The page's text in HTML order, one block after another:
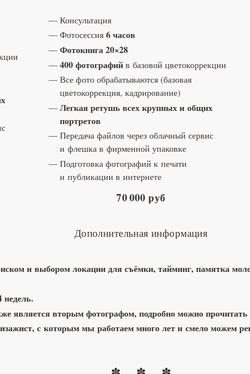
Консультация
Фотосессия 6 часов
Фотокнига 20×28
400 фотографийв базовой цветокоррекции
Все фото обрабатываются (базовая
цветокоррекция, кадрирование)
Легкая ретушь всех крупныхи общих
портретов
Передача файлов через облачный сервис
и флешка в фирменной упаковке
Подготовка фотографий к печати
и публикации в интернете
70 000 руб
Дополнительная информация
и выбором локации для съёмки, тайминг, памятка
является вторым фотографом, подробно можно прочитать
с которым мы работаем много лет и смело можем